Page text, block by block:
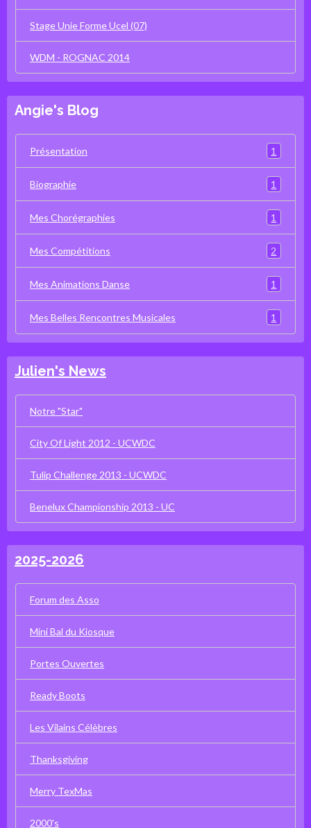
Stage Unie Forme Ucel (07)
WDM - ROGNAC 2014
Angie's Blog
Présentation 1
Biographie 1
Mes Chorégraphies 1
Mes Compétitions 2
Mes Animations Danse 1
Mes Belles Rencontres Musicales 1
Julien's News
Notre "Star"
City Of Light 2012 - UCWDC
Tulip Challenge 2013 - UCWDC
Benelux Championship 2013 - UC
2025-2026
Forum des Asso
Mini Bal du Kiosque
Portes Ouvertes
Ready Boots
Les Vilains Célèbres
Thanksgiving
Merry TexMas
2000's